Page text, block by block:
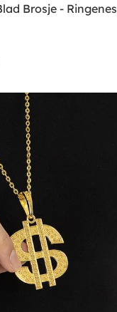
Brosje - Ringenes